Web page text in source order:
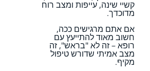
קשיי שינה, עייפות ומצב רוח
מדוכדך.
אם אתם מרגישים ככה,
חשוב מאוד להתייעץ עם
רופא – זה לא "בראש", זה
מצב אמיתי שדורש טיפול
מקיף.